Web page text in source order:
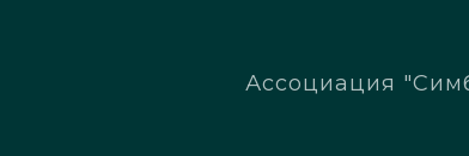
Ассоциация